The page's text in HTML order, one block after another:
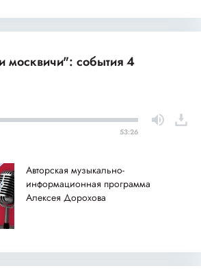
москвичи": события 4
53:26
Авторская музыкально-
информационная программа
Алексея Дорохова